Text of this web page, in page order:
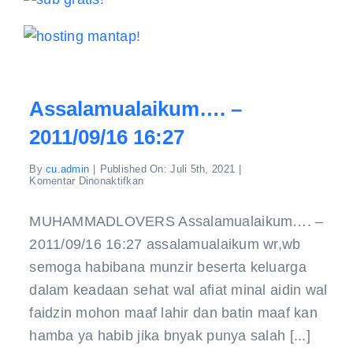
Assalamualaikum…. –
2011/09/16 16:27
Bycu.admin Published On: Juli 5th, 2021
Komentar Dinonaktifkanpada
2011/09/16
16:27
MUHAMMADLOVERS Assalamualaikum…. –
2011/09/16 16:27 assalamualaikum wr,wb
semoga habibana munzir beserta keluarga
dalam keadaan sehat wal afiat minal aidin wal
faidzin mohon maaf lahir dan batin maaf kan
hamba ya habib jika bnyak punya salah [...]